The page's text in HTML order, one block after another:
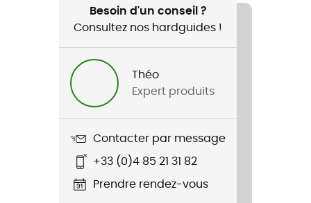
Nom du produit
Crew Ss Button Up
Besoin d'un conseil ?
Consultez nos hardguides !
Théo
Expert produits
Contacter par message
+33 (0)4 85 21 31 82
Prendre rendez-vous